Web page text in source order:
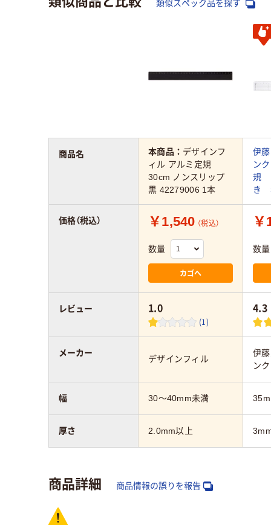
類似スペック品を探す
本商品： デザインフ
ィル アルミ定規
30cm ノンスリップ
黒 42279006 1本
伊
ン
規
き
￥1,540 （税込）
数量
カゴへ
￥
数量
1.0
(1)
4.3
デザインフィル
伊
ンク
30～40mm未満
2.0mm以上
商品名
価格（税込）
レビュー
メーカー
幅
厚さ
商品詳細 商品情報の誤りを報告